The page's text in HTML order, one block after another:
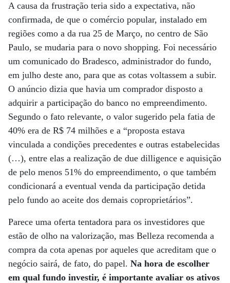
A causa da frustração teria sido a expectativa, não
confirmada, de que o comércio popular, instalado em
regiões como a da rua 25 de Março, no centro de São
Paulo, se mudaria para o novo shopping. Foi necessário
um comunicado do Bradesco, administrador do fundo,
em julho deste ano, para que as cotas voltassem a subir.
O anúncio dizia que havia um comprador disposto a
adquirir a participação do banco no empreendimento.
Segundo o fato relevante, o valor sugerido pela fatia de
40% era de R$ 74 milhões e a “proposta estava
vinculada a condições precedentes e outras estabelecidas
(…), entre elas a realização de due dilligence e aquisição
de pelo menos 51% do empreendimento, o que também
condicionará a eventual venda da participação detida
pelo fundo ao aceite dos demais coproprietários”.
Parece uma oferta tentadora para os investidores que
estão de olho na valorização, mas Belleza recomenda a
compra da cota apenas por aqueles que acreditam que o
negócio sairá, de fato, do papel. Na hora de escolher
em qual fundo investir, é importante avaliar os ativos